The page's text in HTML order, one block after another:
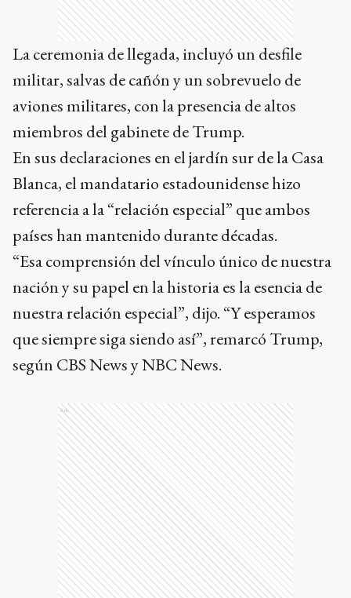
La ceremonia de llegada, incluyó un desfile
militar, salvas de cañón y un sobrevuelo de
aviones militares, con la presencia de altos
miembros del gabinete de Trump.
En sus declaraciones en el jardín sur de la Casa
Blanca, el mandatario estadounidense hizo
referencia a la “relación especial” que ambos
países han mantenido durante décadas.
“Esa comprensión del vínculo único de nuestra
nación y su papel en la historia es la esencia de
nuestra relación especial”, dijo. “Y esperamos
que siempre siga siendo así”, remarcó Trump,
según CBS News y NBC News.
Ads